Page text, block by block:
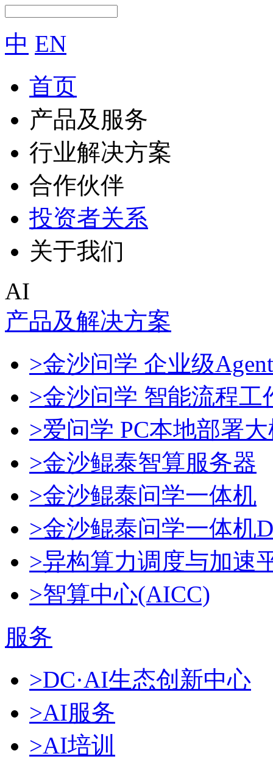
中 EN
首页
产品及服务
行业解决方案
合作伙伴
投资者关系
关于我们
AI
产品及解决方案
>金沙问学 企业级
>金沙问学 智能流程工
>爱问学 PC本地部署
>金沙鲲泰智算服务器
>金沙鲲泰问学一体机
>金沙鲲泰问学一体机
>异构算力调度与加速
>智算中心(AICC)
服务
>DC·AI生态创新中心
>AI服务
>AI培训